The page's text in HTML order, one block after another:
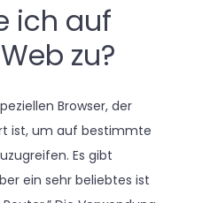
ich auf
zu?
Browser, der
ist, um auf bestimmte
Es gibt
ein sehr beliebtes ist